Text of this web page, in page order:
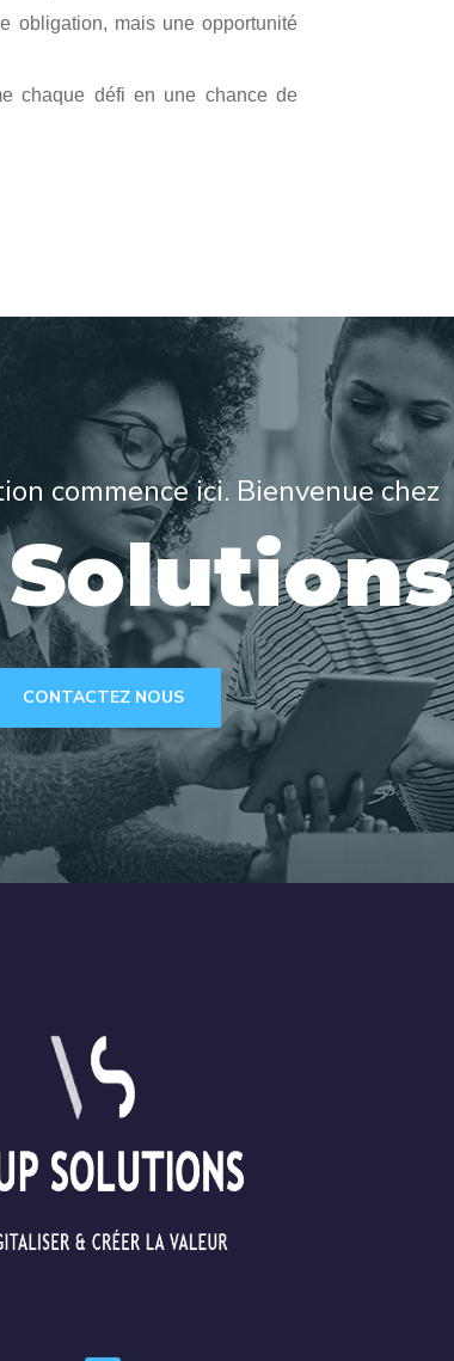
obligation, mais une opportunité
chaque défi en une chance de
commence ici. Bienvenue chez
Solutions
CONTACTEZ NOUS